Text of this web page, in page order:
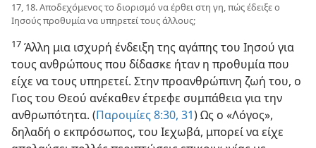
17, 18. Αποδεχόμενος το διορισμό να έρθει στη γη, πώς έδειξε ο
Ιησούς προθυμία να υπηρετεί τους άλλους;
17 Άλλη μια ισχυρή ένδειξη της αγάπης του Ιησού για
τους ανθρώπους που δίδασκε ήταν η προθυμία που
είχε να τους υπηρετεί. Στην προανθρώπινη ζωή του, ο
Γιος του Θεού ανέκαθεν έτρεφε συμπάθεια για την
ανθρωπότητα. (Παροιμίες 8:30, 31) Ως ο «Λόγος»,
δηλαδή ο εκπρόσωπος, του Ιεχωβά, μπορεί να είχε